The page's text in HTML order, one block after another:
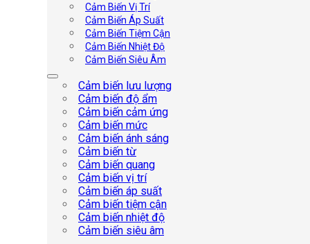
Cảm Biến Vị Trí
Cảm Biến Áp Suất
Cảm Biến Tiệm Cận
Cảm Biến Nhiệt Độ
Cảm Biến Siêu Âm
Cảm biến lưu lượng
Cảm biến độ ẩm
Cảm biến cảm ứng
Cảm biến mức
Cảm biến ánh sáng
Cảm biến từ
Cảm biến quang
Cảm biến vị trí
Cảm biến áp suất
Cảm biến tiệm cận
Cảm biến nhiệt độ
Cảm biến siêu âm